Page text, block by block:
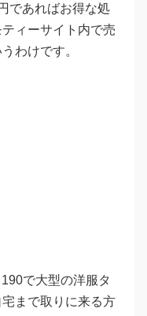
であればお得な処
ィーサイト内で売
わけです。
で大型の洋服タ
まで取りに来る方